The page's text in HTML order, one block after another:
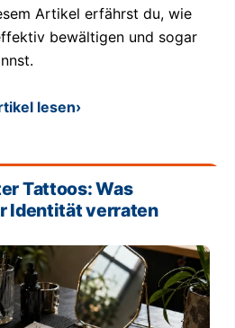
Artikel erfährst du, wie
bewältigen und sogar
lesen›
Tattoos: Was
Identität verraten